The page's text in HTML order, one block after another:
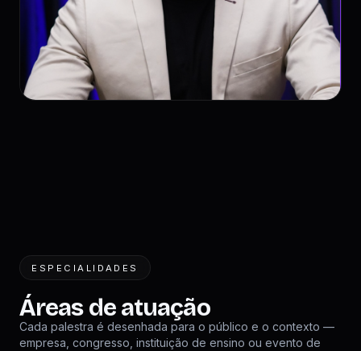
ESPECIALIDADES
Áreas de atuação
Cada palestra é desenhada para o público e o contexto —
empresa, congresso, instituição de ensino ou evento de